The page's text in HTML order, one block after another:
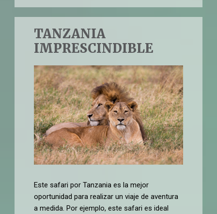
TANZANIA
IMPRESCINDIBLE
Este safari por Tanzania es la mejor
oportunidad para realizar un viaje de aventura
a medida. Por ejemplo, este safari es ideal